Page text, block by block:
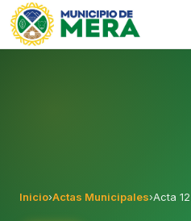
Gobierno Autónomo
Inicio›Actas Municipales›Acta